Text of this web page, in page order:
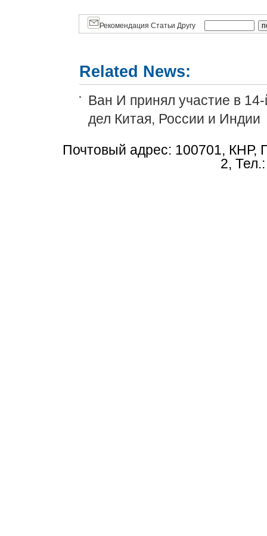
Рекомендация Статьи Другу
Related News:
Ван И принял участие в
дел Китая, России и Индии
Почтовый адрес: 100701, КНР,
2,